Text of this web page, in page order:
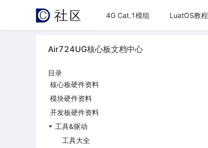
4G Cat.1模组 LuatOS教程
Air724UG核心板文档中心
目录
核心板硬件资料
模块硬件资料
开发板硬件资料
工具&驱动
工具大全